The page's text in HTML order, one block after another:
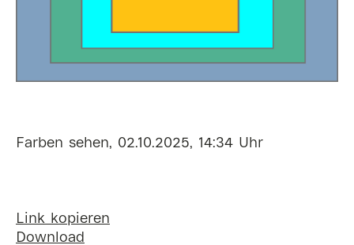
Farben sehen, 02.10.2025, 14:34 Uhr
Link kopieren
Download